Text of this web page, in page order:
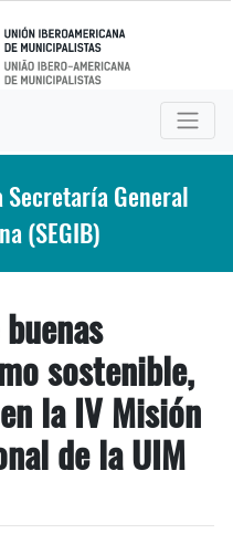
General
(SEGIB)
sostenible,
la IV Misión
de la UIM